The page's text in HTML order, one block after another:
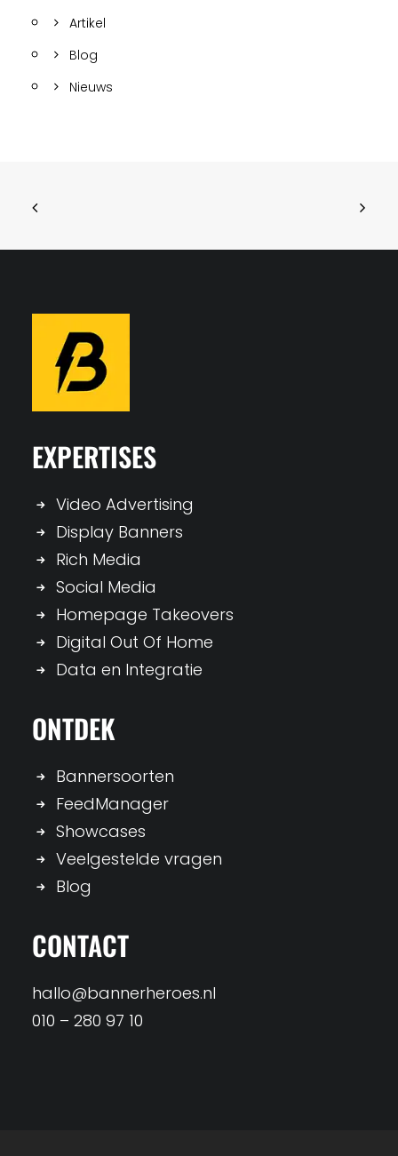
Artikel
Blog
Nieuws
EXPERTISES
Video Advertising
Display Banners
Rich Media
Social Media
Homepage Takeovers
Digital Out Of Home
Data en Integratie
ONTDEK
Bannersoorten
FeedManager
Showcases
Veelgestelde vragen
Blog
CONTACT
hallo@bannerheroes.nl
010 – 280 97 10